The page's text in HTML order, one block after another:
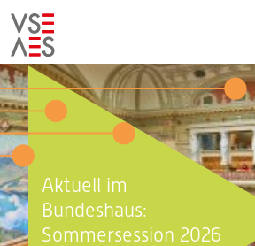
Direkt
zum
Inhalt
Aktuell im
Bundeshaus:
Sommersession 2026